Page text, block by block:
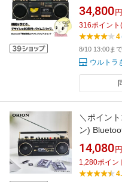
USB MP3
テレオラ
34,800 円
316ポイント (
4
8/10 13:00ま
ウルトラ
＼ポイン
ン)
B3 ｜ ブル
トプレー
FM USB
14,080 円
1,280ポイン